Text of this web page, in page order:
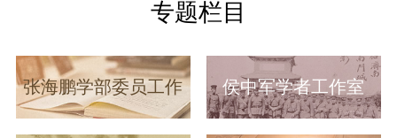
专题栏目
张海鹏学部委员工作 侯中军学者工作室